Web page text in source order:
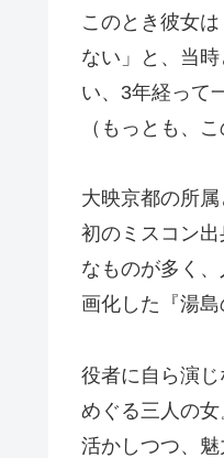
このとき彼女
ない」と、当
い、3年経って
（もっとも、
大映京都の所
初のミスコン
なものが多く
画化した『湯
役者に自ら演
めぐる三人の
活かしつつ、魅